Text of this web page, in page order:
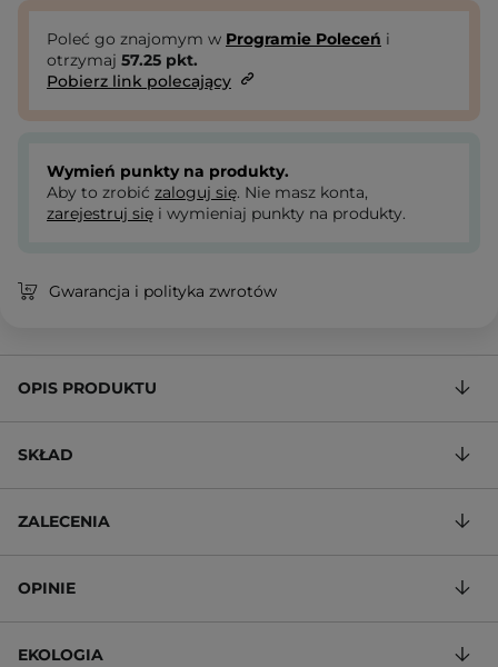
Poleć go znajomym w Programie Poleceń i
otrzymaj 57.25 pkt.
Pobierz link polecający
Wymień punkty na produkty.
Aby to zrobić zaloguj się. Nie masz konta,
zarejestruj się i wymieniaj punkty na produkty.
Gwarancja i polityka zwrotów
OPIS PRODUKTU
SKŁAD
ZALECENIA
OPINIE
EKOLOGIA